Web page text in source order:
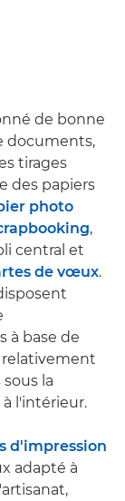
de bonne
documents,
tirages
des papiers
photo
,
central et
de vœux.
à base de
relativement
la
l'intérieur.
d'impression
adapté à